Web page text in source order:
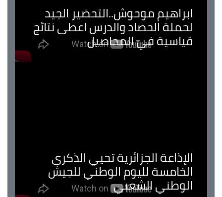
ابراهيم موحوش..التحضير الجيد
لحملة الحصاد والدرس اعطى نتائج
قياسية في المحاصيل
الإذاعة الجزائرية تحيي الذكرى
الخامسة لليوم الوطني للجيش
الوطني الشعبي